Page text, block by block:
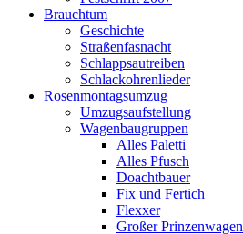
Brauchtum
Geschichte
Straßenfasnacht
Schlappsautreiben
Schlackohrenlieder
Rosenmontagsumzug
Umzugsaufstellung
Wagenbaugruppen
Alles Paletti
Alles Pfusch
Doachtbauer
Fix und Fertich
Flexxer
Großer Prinzenwagen